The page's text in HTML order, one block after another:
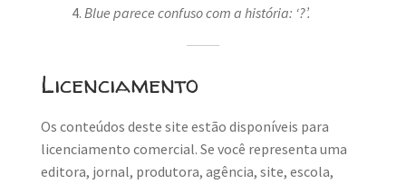
Blue parece confuso com a história: ‘?’.
Licenciamento
Os conteúdos deste site estão disponíveis para
licenciamento comercial. Se você representa uma
editora, jornal, produtora, agência, site, escola,